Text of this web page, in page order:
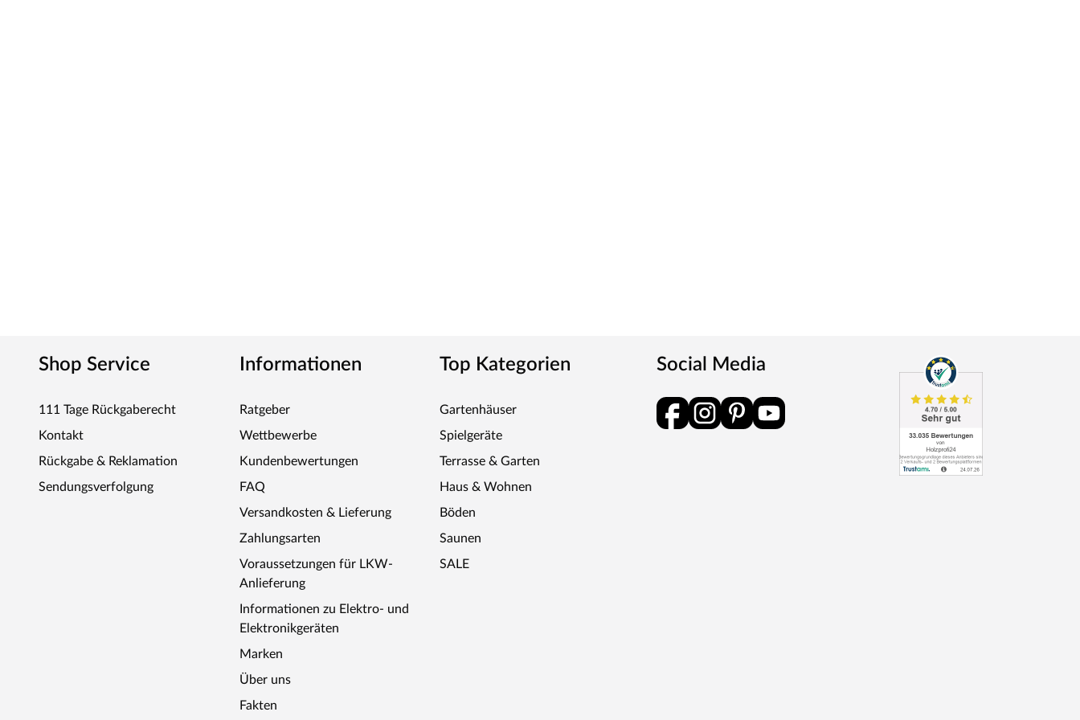
Shop Service
111 Tage Rückgaberecht
Kontakt
Rückgabe & Reklamation
Sendungsverfolgung
Informationen
Ratgeber
Wettbewerbe
Kundenbewertungen
FAQ
Versandkosten & Lieferung
Zahlungsarten
Voraussetzungen für LKW-
Anlieferung
Informationen zu Elektro- und
Elektronikgeräten
Marken
Über uns
Fakten
Top Kategorien
Gartenhäuser
Spielgeräte
Terrasse & Garten
Haus & Wohnen
Böden
Saunen
SALE
Social Media